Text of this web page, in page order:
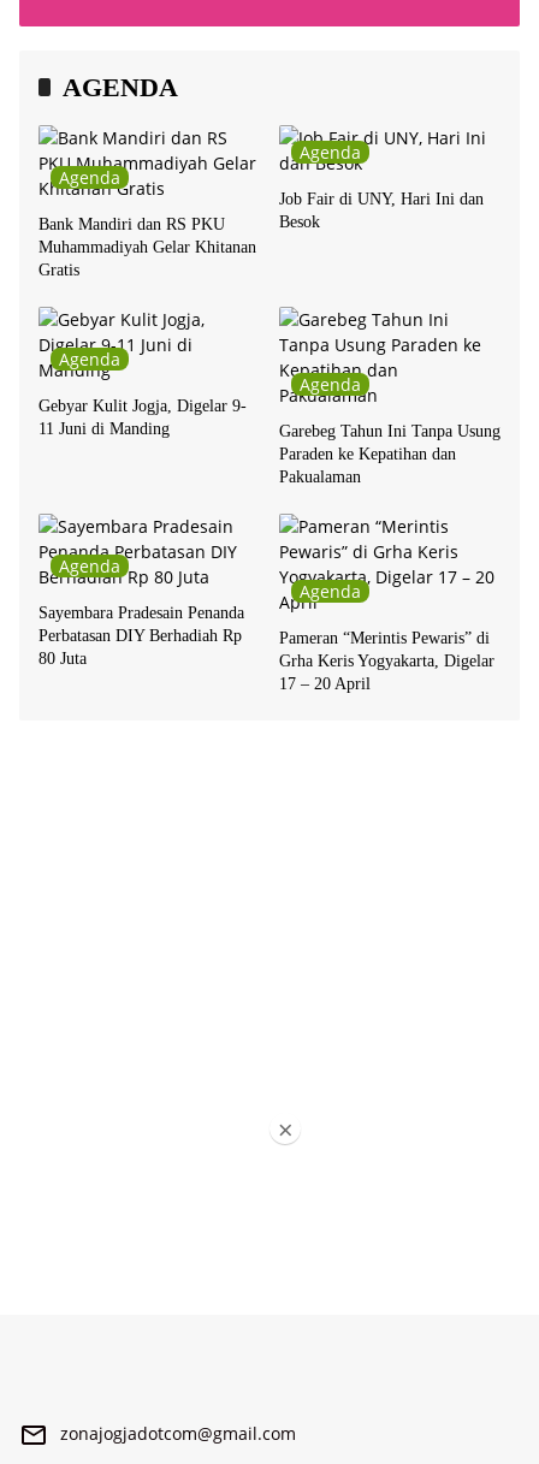
AGENDA
Agenda
Bank Mandiri dan RS PKU
Muhammadiyah Gelar Khitanan
Gratis
Agenda
Job Fair di UNY, Hari Ini dan
Besok
Agenda
Gebyar Kulit Jogja, Digelar 9-
11 Juni di Manding
Agenda
Garebeg Tahun Ini Tanpa Usung
Paraden ke Kepatihan dan
Pakualaman
Agenda
Sayembara Pradesain Penanda
Perbatasan DIY Berhadiah Rp
80 Juta
Agenda
Pameran “Merintis Pewaris” di
Grha Keris Yogyakarta, Digelar
17 – 20 April
zonajogjadotcom@gmail.com
×